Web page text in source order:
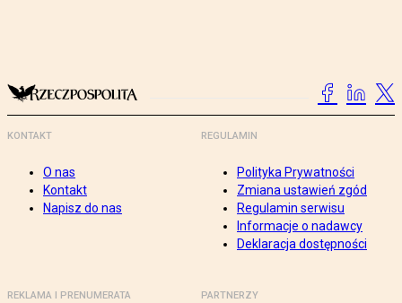
KONTAKT
O nas
Kontakt
Napisz do nas
REGULAMIN
Polityka Prywatności
Zmiana ustawień zgód
Regulamin serwisu
Informacje o nadawcy
Deklaracja dostępności
REKLAMA I PRENUMERATA PARTNERZY